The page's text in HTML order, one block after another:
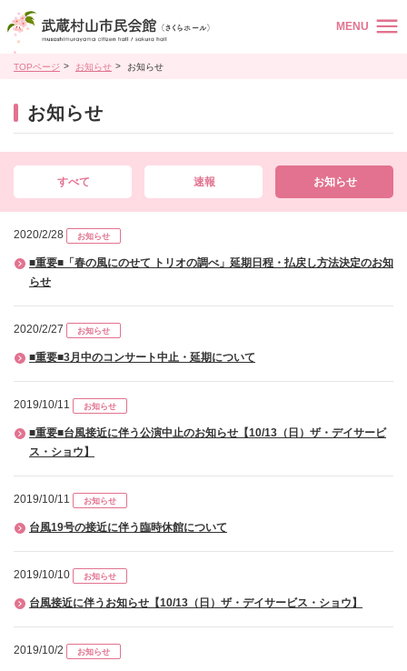
MENU
TOPページ お知らせ お知らせ
お知らせ
すべて 速報 お知らせ
2020/2/28 お知らせ
■重要■「春の風にのせて トリオの調べ」延期日程・払戻し方法決定のお知
らせ
2020/2/27 お知らせ
■重要■3月中のコンサート中止・延期について
2019/10/11 お知らせ
■重要■台風接近に伴う公演中止のお知らせ【10/13（日）ザ・デイサービ
ス・ショウ】
2019/10/11 お知らせ
台風19号の接近に伴う臨時休館について
2019/10/10 お知らせ
台風接近に伴うお知らせ【10/13（日）ザ・デイサービス・ショウ】
2019/10/2 お知らせ